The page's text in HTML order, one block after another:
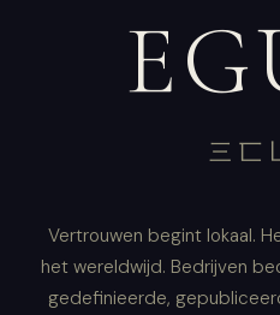
三匸
Vertrouwen begint lokaal.
het wereldwijd. Bedrijven
gedefinieerde,